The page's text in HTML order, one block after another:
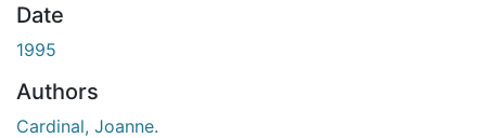
Date
1995
Authors
Cardinal, Joanne.